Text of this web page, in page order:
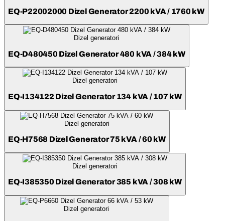
EQ-P22002000 Dizel Generator 2200 kVA / 1760 kW
Dizel generatori
EQ-D480450 Dizel Generator 480 kVA / 384 kW
Dizel generatori
EQ-I134122 Dizel Generator 134 kVA / 107 kW
Dizel generatori
EQ-H7568 Dizel Generator 75 kVA / 60 kW
Dizel generatori
EQ-I385350 Dizel Generator 385 kVA / 308 kW
Dizel generatori